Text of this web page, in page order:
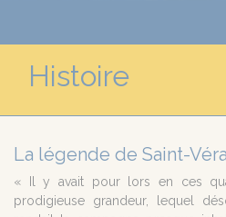
Histoire
La légende de Saint-
« Il y avait pour lors en ces
prodigieuse grandeur, lequel